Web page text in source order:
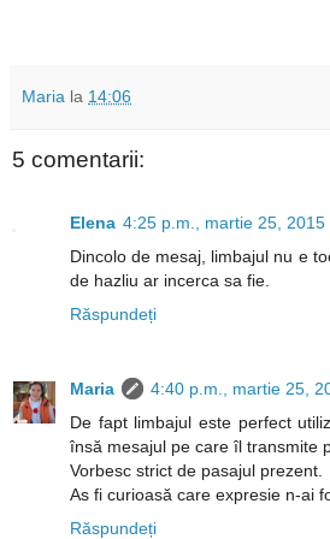
Maria la 14:06
5 comentarii:
Elena 4:25 p.m., martie 25, 2015
Dincolo de mesaj, limbajul nu e
de hazliu ar incerca sa fie.
Răspundeți
Maria
4:40 p.m., martie 25,
De fapt limbajul este perfect
însă mesajul pe care îl transmite
Vorbesc strict de pasajul prezent.
As fi curioasă care expresie n-ai
Răspundeți